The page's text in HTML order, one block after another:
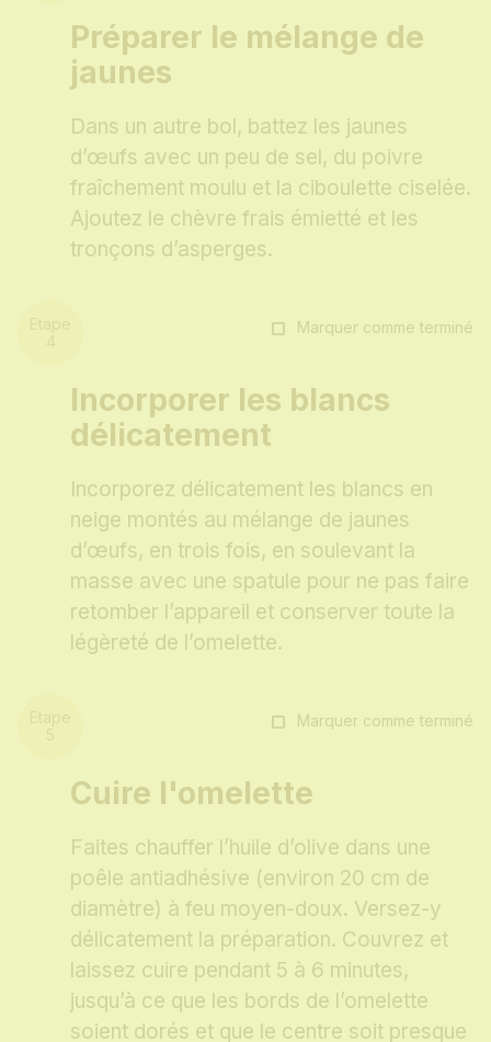
Préparer le mélange de
jaunes
Dans un autre bol, battez les jaunes
d’œufs avec un peu de sel, du poivre
fraîchement moulu et la ciboulette ciselée.
Ajoutez le chèvre frais émietté et les
tronçons d’asperges.
Marquer comme terminé
Incorporer les blancs
délicatement
Incorporez délicatement les blancs en
neige montés au mélange de jaunes
d’œufs, en trois fois, en soulevant la
masse avec une spatule pour ne pas faire
retomber l’appareil et conserver toute la
légèreté de l’omelette.
Marquer comme terminé
Cuire l'omelette
Faites chauffer l’huile d’olive dans une
poêle antiadhésive (environ 20 cm de
diamètre) à feu moyen-doux. Versez-y
délicatement la préparation. Couvrez et
laissez cuire pendant 5 à 6 minutes,
jusqu’à ce que les bords de l’omelette
soient dorés et que le centre soit presque